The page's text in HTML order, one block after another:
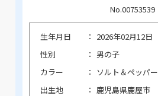
No.00753539
生年月日
2026年02月12日
性別
男の子
カラー
ソルト＆ペッパー
出生地
鹿児島県鹿屋市